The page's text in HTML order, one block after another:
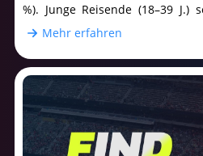
%). Junge Reisende (18–39 J.)
und mobile Endgeräte.
Mehr erfahren